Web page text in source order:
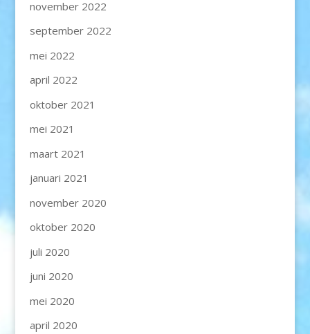
november 2022
september 2022
mei 2022
april 2022
oktober 2021
mei 2021
maart 2021
januari 2021
november 2020
oktober 2020
juli 2020
juni 2020
mei 2020
april 2020